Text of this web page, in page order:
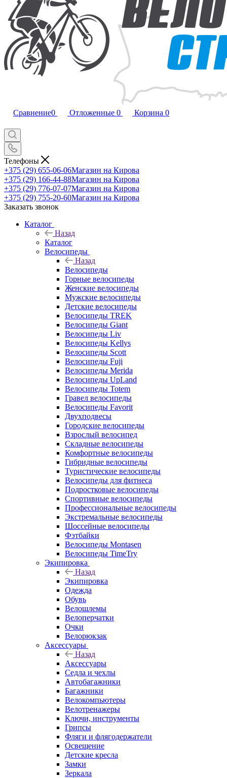
Сравнение0 Отложенные 0 Корзина 0
Телефоны
+375 (29) 655-06-06Магазин на Кирова
+375 (29) 166-44-88Магазин на Кирова
+375 (29) 776-07-07Магазин на Кирова
+375 (29) 755-20-60Магазин на Кирова
Заказать звонок
Каталог
Назад
Каталог
Велосипеды
Назад
Велосипеды
Горные велосипеды
Женские велосипеды
Мужские велосипеды
Детские велосипеды
Велосипеды TREK
Велосипеды Giant
Велосипеды Liv
Велосипеды Kellys
Велосипеды Scott
Велосипеды Fuji
Велосипеды Merida
Велосипеды UpLand
Велосипеды Totem
Гравел велосипеды
Велосипеды Favorit
Двухподвесы
Городские велосипеды
Взрослый велосипед
Складные велосипеды
Комфортные велосипеды
Гибридные велосипеды
Туристические велосипеды
Велосипеды для фитнеса
Подростковые велосипеды
Спортивные велосипеды
Профессиональные велосипеды
Экстремальные велосипеды
Шоссейные велосипеды
Фэтбайки
Велосипеды Montasen
Велосипеды TimeTry
Экипировка
Назад
Экипировка
Одежда
Обувь
Велошлемы
Велоперчатки
Очки
Велорюкзак
Аксессуары
Назад
Аксессуары
Седла и чехлы
Автобагажники
Багажники
Велокомпьютеры
Велотренажеры
Ключи, инструменты
Грипсы
Фляги и флягодержатели
Освещение
Детские кресла
Замки
Зеркала